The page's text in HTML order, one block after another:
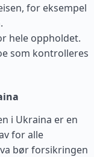
for eksempel
hele oppholdet.
som kontrolleres
i Ukraina er en
for alle
bør forsikringen